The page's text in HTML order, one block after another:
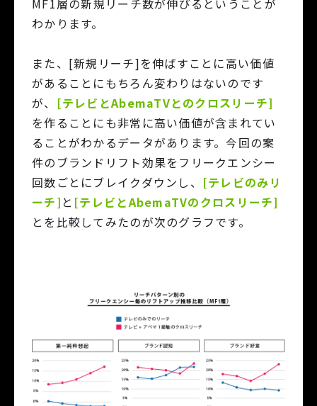
わかります。
また、[新規リーチ]を伸ばすことに高い価値
があることにもちろん変わりはないのです
が、
[テレビとAbemaTVとのクロスリーチ]
を作ることにも非常に高い価値が含まれてい
ることがわかるデータがあります。今回の案
件のブランドリフト効果をフリークエンシー
回数ごとにブレイクダウンし、 [テレビのみリ
ーチ] と [テレビとAbemaTVのクロスリーチ]
とを比較してみたのが次のグラフです。